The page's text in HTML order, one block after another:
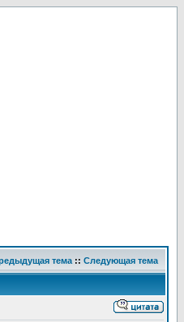
тема :: Следующая тема